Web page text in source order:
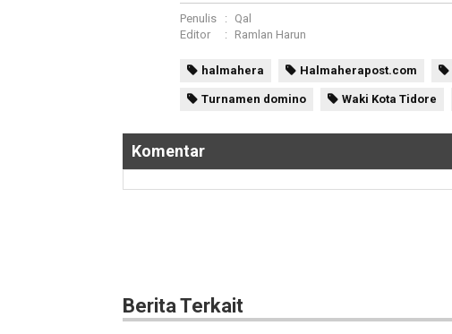
Penulis :
Qal
Editor
: Ramlan Harun
halmahera Halmaherapost.com
Turnamen domino Waki Kota Tidore
Komentar
Berita Terkait